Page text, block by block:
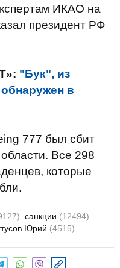
ИКАО на
президент РФ
"Бук", из
в
777 был сбит
Все 298
которые
санкции (12494)
Юрий (4515)